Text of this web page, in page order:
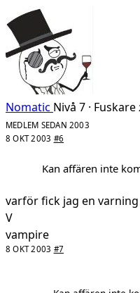
Nomatic Nivå 7 · Fuskare
MEDLEM SEDAN 2003
8 OKT 2003 #6
Kan affären inte
varför fick jag en varning
V
vampire
8 OKT 2003 #7